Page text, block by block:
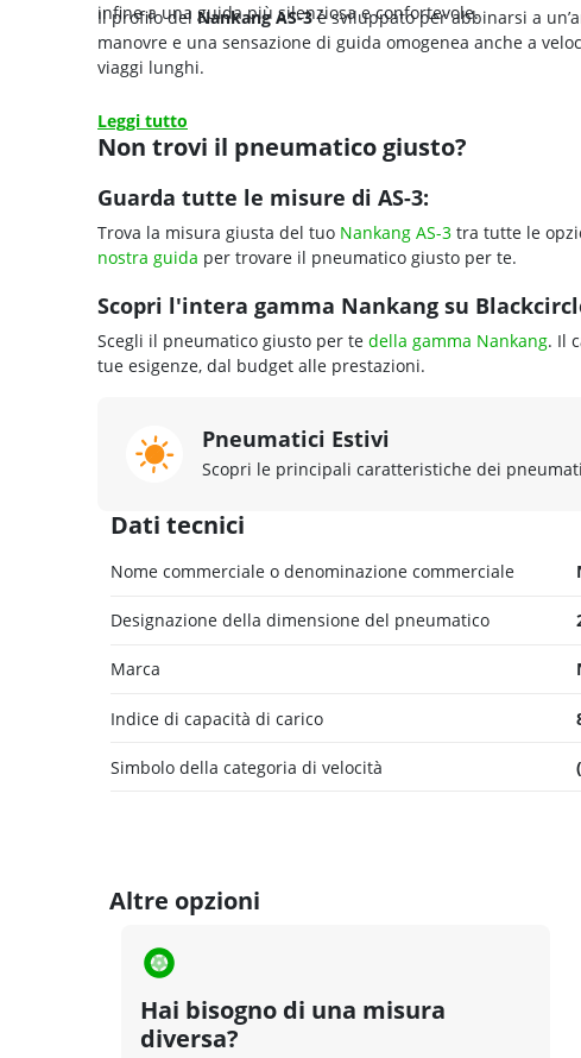
infine a una guida più silenziosa e confortevole.
Il profilo del Nankang AS-3è sviluppato per abbinarsi a
manovre e una sensazione di guida omogenea anche a
viaggi lunghi.
Leggi tutto
Non trovi il pneumatico giusto?
Guarda tutte le misure di AS-3:
Trova la misura giusta del tuo Nankang AS-3 tra tutte le
nostra guida per trovare il pneumatico giusto per te.
Scopri l'intera gamma Nankang su
Scegli il pneumatico giusto per te della gamma Nankang. Il
tue esigenze, dal budget alle prestazioni.
Pneumatici Estivi
Scopri le principali caratteristiche dei
Dati tecnici
Nome commerciale o denominazione commerciale
Designazione della dimensione del pneumatico
Marca
Indice di capacità di carico
Simbolo della categoria di velocità
Altre opzioni
Hai bisogno di una misura
diversa?